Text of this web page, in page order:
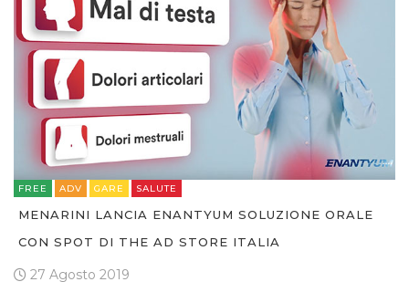
FREE ADV GARE SALUTE
MENARINI LANCIA ENANTYUM SOLUZIONE ORALE
CON SPOT DI THE AD STORE ITALIA
27 Agosto 2019